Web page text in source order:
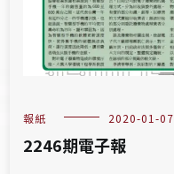
報紙 2020-01-07
2246期電子報